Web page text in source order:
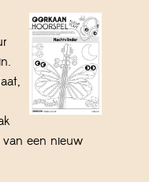
een nieuw